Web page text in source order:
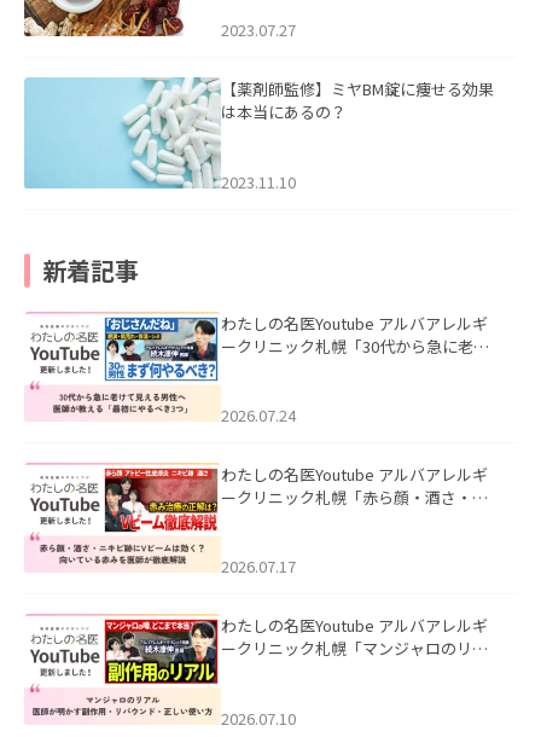
2023.07.27
【薬剤師監修】ミヤBM錠に痩せる効果
は本当にあるの？
2023.11.10
新着記事
わたしの名医Youtube アルバアレルギ
ークリニック札幌「30代から急に老け
た。
2026.07.24
わたしの名医Youtube アルバアレルギ
ークリニック札幌「赤ら顔・酒さ・ニ
した。
2026.07.17
わたしの名医Youtube アルバアレルギ
ークリニック札幌「マンジャロのリア
た。
2026.07.10